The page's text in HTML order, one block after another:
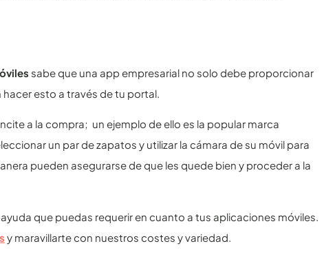
sabe que una app empresarial no solo debe proporcionar
esto a través de tu portal.
a la compra; un ejemplo de ello es la popular marca
un par de zapatos y utilizar la cámara de su móvil para
pueden asegurarse de que les quede bien y proceder a la
que puedas requerir en cuanto a tus aplicaciones móviles.
y maravillarte con nuestros costes y variedad.